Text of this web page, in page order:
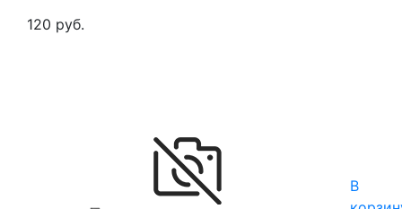
120 руб.
В